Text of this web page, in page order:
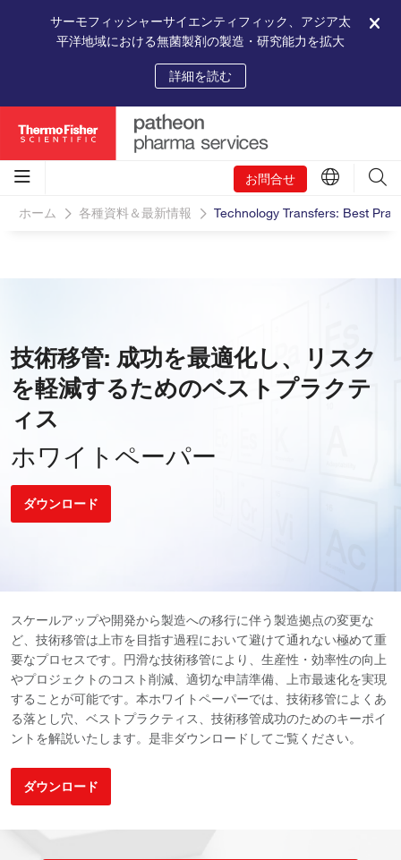
サーモフィッシャーサイエンティフィック、アジア太
平洋地域における無菌製剤の製造・研究能力を拡大
詳細を読む
お問合せ
ホーム 各種資料＆最新情報 Technology Transfers: Best
技術移管: 成功を最適化し、リスク
を軽減するためのベストプラクテ
ィス
ホワイトペーパー
ダウンロード
スケールアップや開発から製造への移行に伴う製造拠点の変更な
ど、技術移管は上市を目指す過程において避けて通れない極めて重
要なプロセスです。円滑な技術移管により、生産性・効率性の向上
やプロジェクトのコスト削減、適切な申請準備、上市最速化を実現
することが可能です。本ホワイトペーパーでは、技術移管によくあ
る落とし穴、ベストプラクティス、技術移管成功のためのキーポイ
ントを解説いたします。是非ダウンロードしてご覧ください。
ダウンロード